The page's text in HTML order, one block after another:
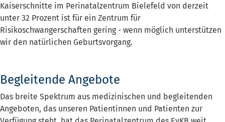
Kaiserschnitte im Perinatalzentrum Bielefeld von derzeit
unter 32 Prozent ist für ein Zentrum für
Risikoschwangerschaften gering - wenn möglich unterstützen
wir den natürlichen Geburtsvorgang.
Begleitende Angebote
Das breite Spektrum aus medizinischen und begleitenden
Angeboten, das unseren Patientinnen und Patienten zur